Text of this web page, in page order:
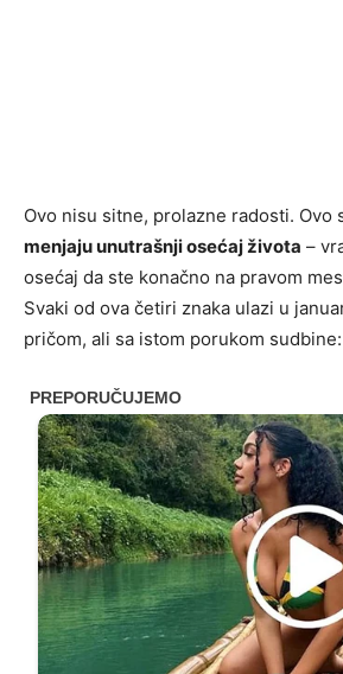
Ovo nisu sitne, prolazne radosti. Ovo
menjaju unutrašnji osećaj života –
osećaj da ste konačno na pravom
Svaki od ova četiri znaka ulazi u
pričom, ali sa istom porukom sudbine: